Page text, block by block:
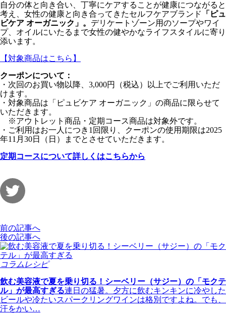
自分の体と向き合い、丁寧にケアすることが健康につながると
考え、女性の健康と向き合ってきたセルフケアブランド
「ピュ
ビケア オーガニック」。 デリケートゾーン用のソープやワイ
プ、オイルにいたるまで女性の健やかなライフスタイルに寄り
添います。
【対象商品はこちら】
クーポンについて：
・次回のお買い物以降、3,000円（税込）以上でご利用いただ
けます。
・対象商品は「ピュビケア オーガニック」の商品に限らせて
いただきます。
※アウトレット商品・定期コース商品は対象外です。
・ご利用はお一人につき1回限り、クーポンの使用期限は2025
年11月30日（日）までとさせていただきます。
定期コースについて詳しくはこちらから
前の記事へ
後の記事へ
コラムレシピ
飲む美容液で夏を乗り切る！シーベリー（サジー）の「モクテ
ル」が最高すぎる連日の猛暑。夕方に飲むキンキンに冷やした
ビールや冷たいスパークリングワインは格別ですよね。でも、
汗をかい…